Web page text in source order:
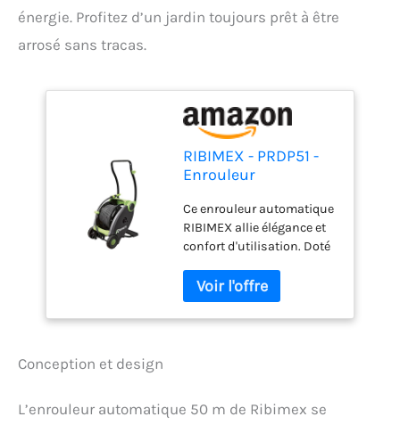
énergie. Profitez d’un jardin toujours prêt à être
arrosé sans tracas.
RIBIMEX - PRDP51 -
Enrouleur
Ce enrouleur automatique
RIBIMEX allie élégance et
confort d'utilisation. Doté
dérouleur offre un grand
confort d'utilisation avec
l'enroulement du tuyau
déplacements. Structure
Conception et design
L’enrouleur automatique 50 m de Ribimex se